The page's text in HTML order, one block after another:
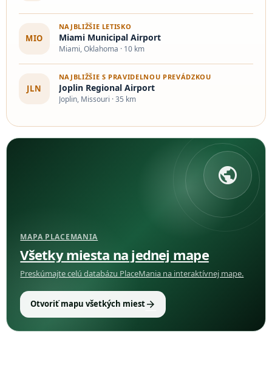
MIO
NAJBLIŽŠIE LETISKO
Miami Municipal Airport
Miami, Oklahoma · 10 km
JLN
NAJBLIŽŠIE S PRAVIDELNOU PREVÁDZKOU
Joplin Regional Airport
Joplin, Missouri · 35 km
public
MAPA PLACEMANIA
Všetky miesta na jednej mape
Preskúmajte celú databázu PlaceMania na interaktívnej mape.
Otvoriť mapu všetkých miestarrow_forward